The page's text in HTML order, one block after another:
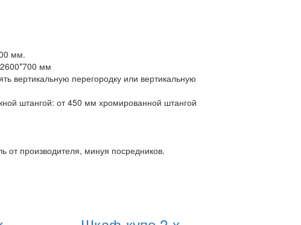
мм.
мм
вертикальную перегородку или вертикальную
штангой: от 450 мм хромированной штангой
от производителя, минуя посредников.